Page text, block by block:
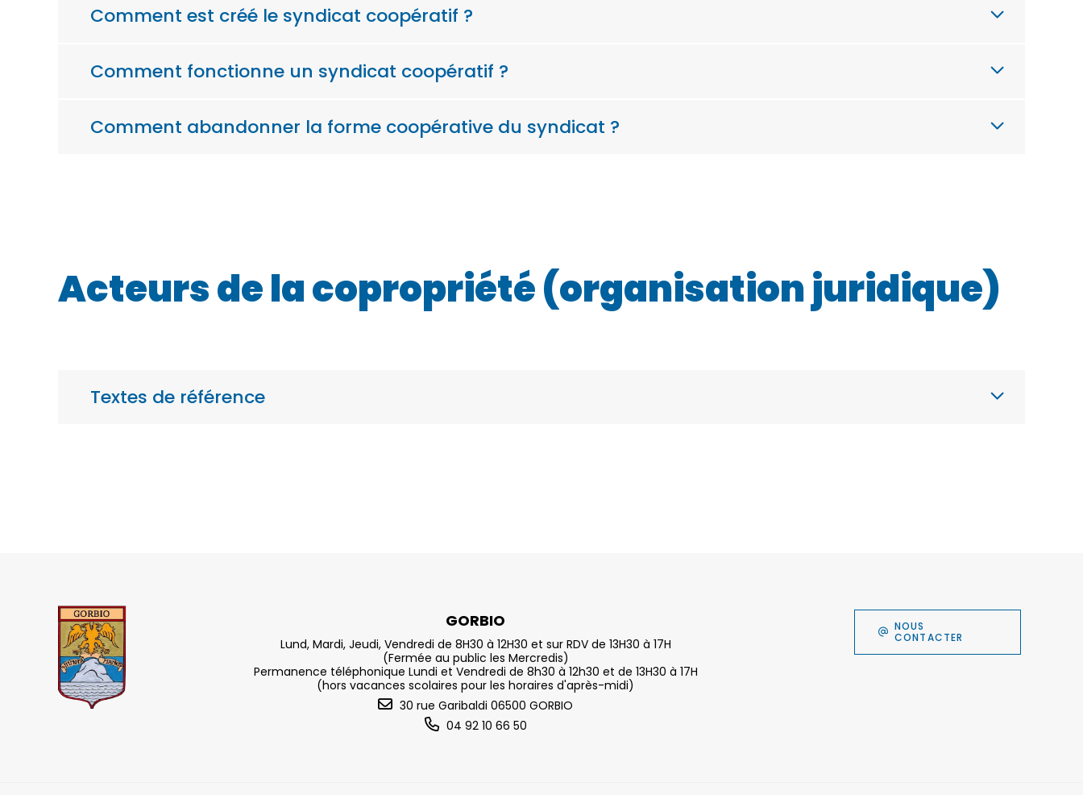
Comment est créé le syndicat coopératif ?
Comment fonctionne un syndicat coopératif ?
Comment abandonner la forme coopérative du syndicat ?
Acteurs de la copropriété (organisation juridique)
Textes de référence
GORBIO
Lund, Mardi, Jeudi, Vendredi de 8H30 à 12H30 et sur RDV de 13H30 à 17H
(Fermée au public les Mercredis)
Permanence téléphonique Lundi et Vendredi de 8h30 à 12h30 et de 13H30 à 17H
(hors vacances scolaires pour les horaires d'après-midi)
30 rue Garibaldi 06500 GORBIO
04 92 10 66 50
NOUS
CONTACTER